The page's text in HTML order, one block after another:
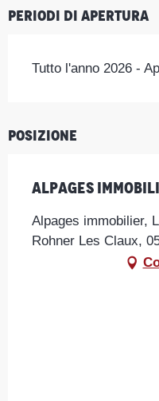
Periodi di apertura
Tutto l'anno 2026 -
Posizione
Alpages
Alpages immobilier,
Rohner Les Claux,